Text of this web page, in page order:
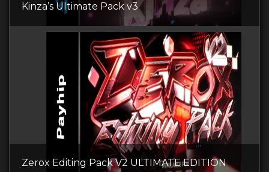
Kinza’s Ultimate Pack v3
Zerox Editing Pack V2 ULTIMATE EDITION